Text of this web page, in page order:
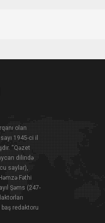
olan
1945-ci il
“Qəzet
dilində
saylar),
Fəthi
Şəms (247-
redaktoru